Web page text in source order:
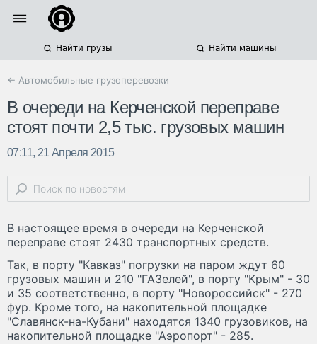
Найти грузы Найти машины
← Автомобильные грузоперевозки
В очереди на Керченской переправе
стоят почти 2,5 тыс. грузовых машин
07:11, 21 Апреля 2015
В настоящее время в очереди на Керченской
переправе стоят 2430 транспортных средств.
Так, в порту "Кавказ" погрузки на паром ждут 60
грузовых машин и 210 "ГАЗелей", в порту "Крым" - 30
и 35 соответственно, в порту "Новороссийск" - 270
фур. Кроме того, на накопительной площадке
"Славянск-на-Кубани" находятся 1340 грузовиков, на
накопительной площадке "Аэропорт" - 285.